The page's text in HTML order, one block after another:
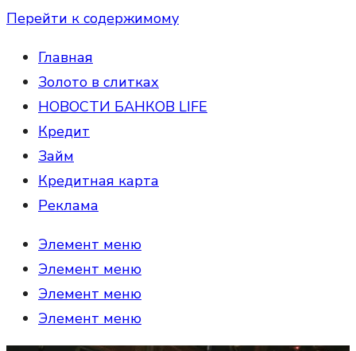
Перейти к содержимому
Главная
Золото в слитках
НОВОСТИ БАНКОВ LIFE
Кредит
Займ
Кредитная карта
Реклама
Элемент меню
Элемент меню
Элемент меню
Элемент меню